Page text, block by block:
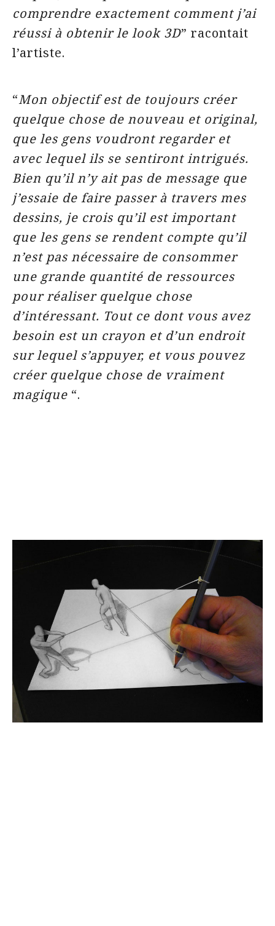
comprendre exactement comment j’ai
réussi à obtenir le look 3D” racontait
l’artiste.
“Mon objectif est de toujours créer
quelque chose de nouveau et original,
que les gens voudront regarder et
avec lequel ils se sentiront intrigués.
Bien qu’il n’y ait pas de message que
j’essaie de faire passer à travers mes
dessins, je crois qu’il est important
que les gens se rendent compte qu’il
n’est pas nécessaire de consommer
une grande quantité de ressources
pour réaliser quelque chose
d’intéressant. Tout ce dont vous avez
besoin est un crayon et d’un endroit
sur lequel s’appuyer, et vous pouvez
créer quelque chose de vraiment
magique “.